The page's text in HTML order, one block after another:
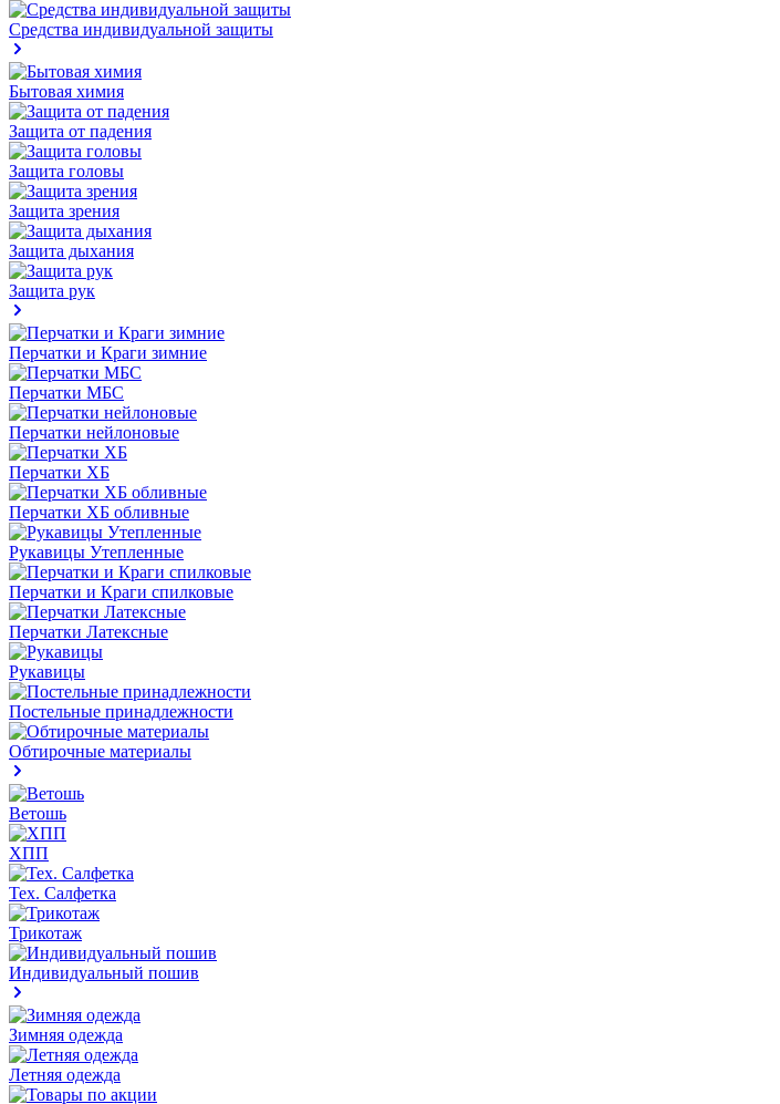
Средства индивидуальной защиты
Бытовая химия
Защита от падения
Защита головы
Защита зрения
Защита дыхания
Защита рук
Перчатки и Краги зимние
Перчатки МБС
Перчатки нейлоновые
Перчатки ХБ
Перчатки ХБ обливные
Рукавицы Утепленные
Перчатки и Краги спилковые
Перчатки Латексные
Рукавицы
Постельные принадлежности
Обтирочные материалы
Ветошь
ХПП
Тех. Салфетка
Трикотаж
Индивидуальный пошив
Зимняя одежда
Летняя одежда